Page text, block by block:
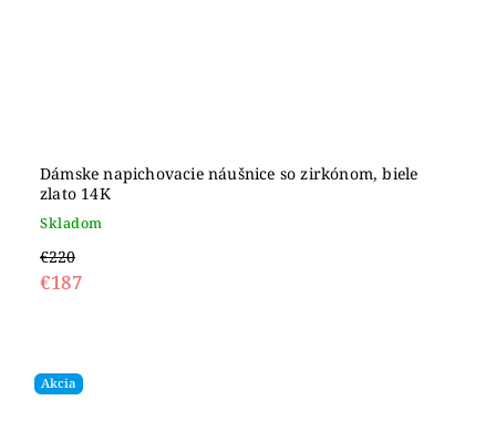
Dámske napichovacie náušnice so zirkónom, biele
zlato 14K
Skladom
€220
€187
Akcia